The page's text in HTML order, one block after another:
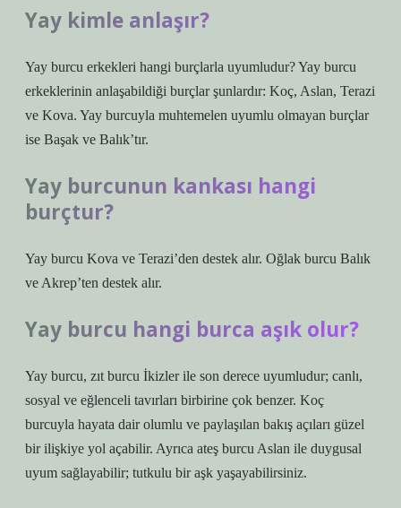
Yay kimle anlaşır?
Yay burcu erkekleri hangi burçlarla uyumludur? Yay burcu
erkeklerinin anlaşabildiği burçlar şunlardır: Koç, Aslan, Terazi
ve Kova. Yay burcuyla muhtemelen uyumlu olmayan burçlar
ise Başak ve Balık’tır.
Yay burcunun kankası hangi
burçtur?
Yay burcu Kova ve Terazi’den destek alır. Oğlak burcu Balık
ve Akrep’ten destek alır.
Yay burcu hangi burca aşık olur?
Yay burcu, zıt burcu İkizler ile son derece uyumludur; canlı,
sosyal ve eğlenceli tavırları birbirine çok benzer. Koç
burcuyla hayata dair olumlu ve paylaşılan bakış açıları güzel
bir ilişkiye yol açabilir. Ayrıca ateş burcu Aslan ile duygusal
uyum sağlayabilir; tutkulu bir aşk yaşayabilirsiniz.